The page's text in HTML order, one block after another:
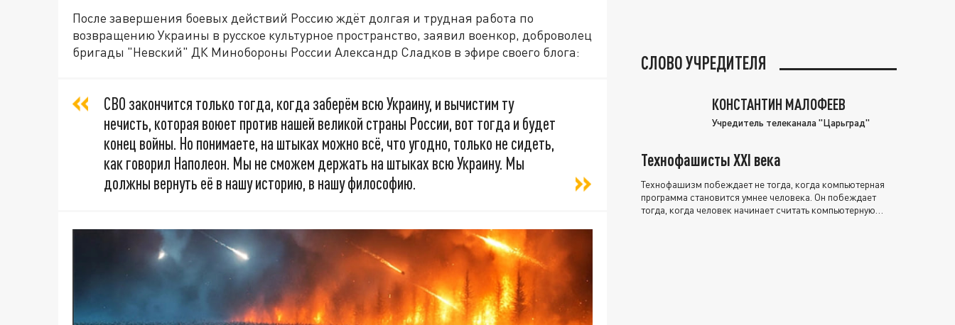
После завершения боевых действий Россию ждёт долгая и трудная работа по
возвращению Украины в русское культурное пространство, заявил военкор, доброволец
бригады "Невский" ДК Минобороны России Александр Сладков в эфире своего блога:
СВО закончится только тогда, когда заберём всю Украину, и вычистим ту
нечисть, которая воюет против нашей великой страны России, вот тогда и будет
конец войны. Но понимаете, на штыках можно всё, что угодно, только не сидеть,
как говорил Наполеон. Мы не сможем держать на штыках всю Украину. Мы
должны вернуть её в нашу историю, в нашу философию.
СЛОВО УЧРЕДИТЕЛЯ
КОНСТАНТИН МАЛОФЕЕВ
Учредитель телеканала "Царьград"
Технофашисты XXI века
Технофашизм побеждает не тогда, когда компьютерная
программа становится умнее человека. Он побеждает
тогда, когда человек начинает считать компьютерную